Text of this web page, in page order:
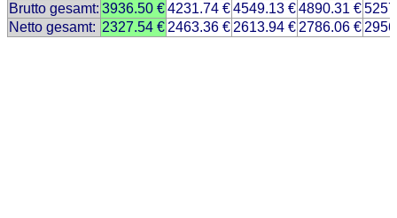
Brutto gesamt: 3936.50 €4231.74 €4549.13 €4890.31 €
Netto gesamt: 2327.54 € 2463.36 € 2613.94 € 2786.06 €